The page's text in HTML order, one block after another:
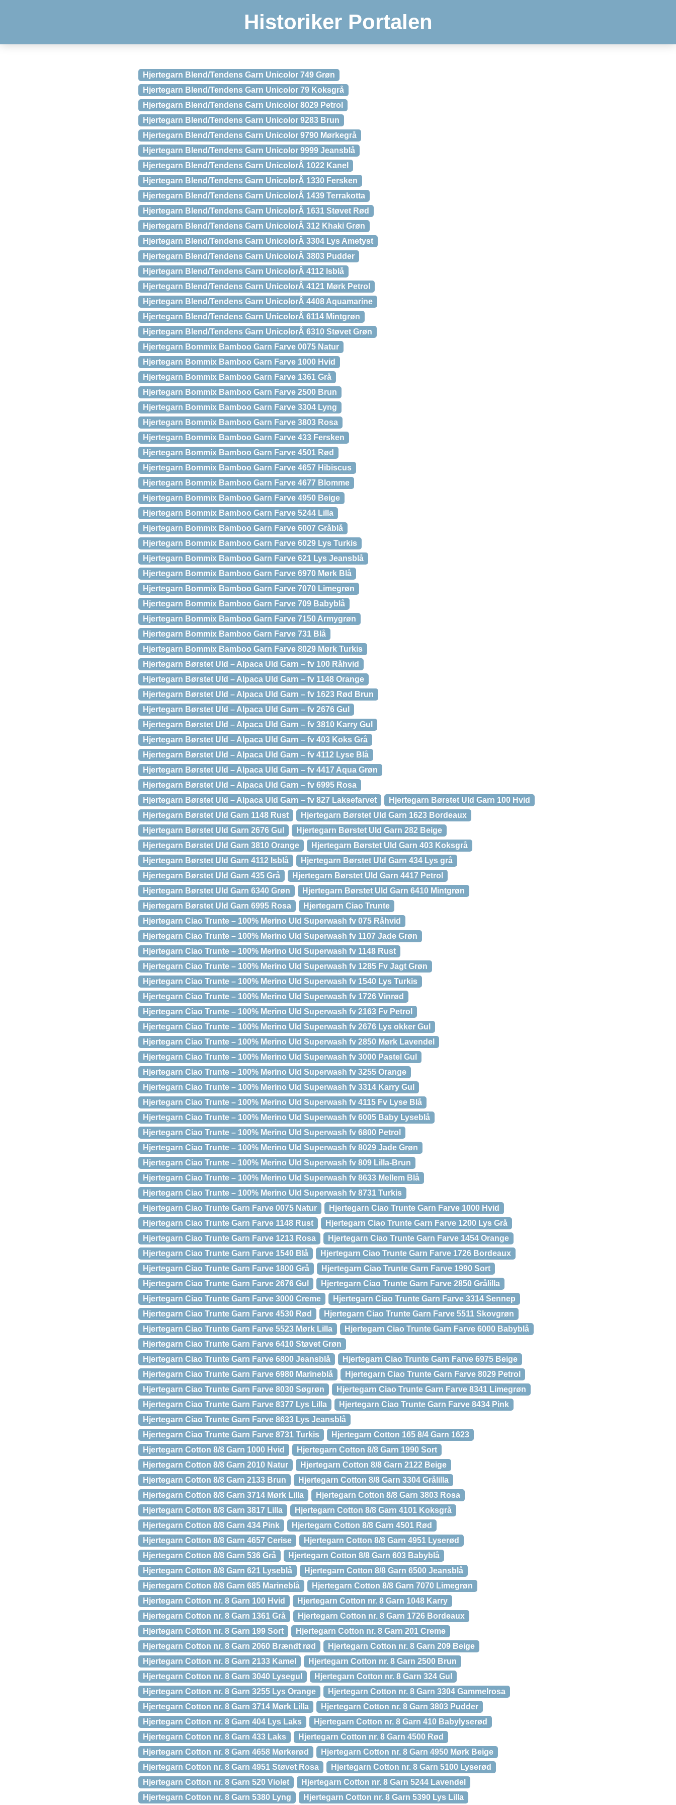
Historiker Portalen
Hjertegarn Blend/Tendens Garn Unicolor 749 Grøn
Hjertegarn Blend/Tendens Garn Unicolor 79 Koksgrå
Hjertegarn Blend/Tendens Garn Unicolor 8029 Petrol
Hjertegarn Blend/Tendens Garn Unicolor 9283 Brun
Hjertegarn Blend/Tendens Garn Unicolor 9790 Mørkegrå
Hjertegarn Blend/Tendens Garn Unicolor 9999 Jeansblå
Hjertegarn Blend/Tendens Garn UnicolorÂ 1022 Kanel
Hjertegarn Blend/Tendens Garn UnicolorÂ 1330 Fersken
Hjertegarn Blend/Tendens Garn UnicolorÂ 1439 Terrakotta
Hjertegarn Blend/Tendens Garn UnicolorÂ 1631 Støvet Rød
Hjertegarn Blend/Tendens Garn UnicolorÂ 312 Khaki Grøn
Hjertegarn Blend/Tendens Garn UnicolorÂ 3304 Lys Ametyst
Hjertegarn Blend/Tendens Garn UnicolorÂ 3803 Pudder
Hjertegarn Blend/Tendens Garn UnicolorÂ 4112 Isblå
Hjertegarn Blend/Tendens Garn UnicolorÂ 4121 Mørk Petrol
Hjertegarn Blend/Tendens Garn UnicolorÂ 4408 Aquamarine
Hjertegarn Blend/Tendens Garn UnicolorÂ 6114 Mintgrøn
Hjertegarn Blend/Tendens Garn UnicolorÂ 6310 Støvet Grøn
Hjertegarn Bommix Bamboo Garn Farve 0075 Natur
Hjertegarn Bommix Bamboo Garn Farve 1000 Hvid
Hjertegarn Bommix Bamboo Garn Farve 1361 Grå
Hjertegarn Bommix Bamboo Garn Farve 2500 Brun
Hjertegarn Bommix Bamboo Garn Farve 3304 Lyng
Hjertegarn Bommix Bamboo Garn Farve 3803 Rosa
Hjertegarn Bommix Bamboo Garn Farve 433 Fersken
Hjertegarn Bommix Bamboo Garn Farve 4501 Rød
Hjertegarn Bommix Bamboo Garn Farve 4657 Hibiscus
Hjertegarn Bommix Bamboo Garn Farve 4677 Blomme
Hjertegarn Bommix Bamboo Garn Farve 4950 Beige
Hjertegarn Bommix Bamboo Garn Farve 5244 Lilla
Hjertegarn Bommix Bamboo Garn Farve 6007 Gråblå
Hjertegarn Bommix Bamboo Garn Farve 6029 Lys Turkis
Hjertegarn Bommix Bamboo Garn Farve 621 Lys Jeansblå
Hjertegarn Bommix Bamboo Garn Farve 6970 Mørk Blå
Hjertegarn Bommix Bamboo Garn Farve 7070 Limegrøn
Hjertegarn Bommix Bamboo Garn Farve 709 Babyblå
Hjertegarn Bommix Bamboo Garn Farve 7150 Armygrøn
Hjertegarn Bommix Bamboo Garn Farve 731 Blå
Hjertegarn Bommix Bamboo Garn Farve 8029 Mørk Turkis
Hjertegarn Børstet Uld – Alpaca Uld Garn – fv 100 Råhvid
Hjertegarn Børstet Uld – Alpaca Uld Garn – fv 1148 Orange
Hjertegarn Børstet Uld – Alpaca Uld Garn – fv 1623 Rød Brun
Hjertegarn Børstet Uld – Alpaca Uld Garn – fv 2676 Gul
Hjertegarn Børstet Uld – Alpaca Uld Garn – fv 3810 Karry Gul
Hjertegarn Børstet Uld – Alpaca Uld Garn – fv 403 Koks Grå
Hjertegarn Børstet Uld – Alpaca Uld Garn – fv 4112 Lyse Blå
Hjertegarn Børstet Uld – Alpaca Uld Garn – fv 4417 Aqua Grøn
Hjertegarn Børstet Uld – Alpaca Uld Garn – fv 6995 Rosa
Hjertegarn Børstet Uld – Alpaca Uld Garn – fv 827 Laksefarvet
Hjertegarn Børstet Uld Garn 100 Hvid
Hjertegarn Børstet Uld Garn 1148 Rust
Hjertegarn Børstet Uld Garn 1623 Bordeaux
Hjertegarn Børstet Uld Garn 2676 Gul
Hjertegarn Børstet Uld Garn 282 Beige
Hjertegarn Børstet Uld Garn 3810 Orange
Hjertegarn Børstet Uld Garn 403 Koksgrå
Hjertegarn Børstet Uld Garn 4112 Isblå
Hjertegarn Børstet Uld Garn 434 Lys grå
Hjertegarn Børstet Uld Garn 435 Grå
Hjertegarn Børstet Uld Garn 4417 Petrol
Hjertegarn Børstet Uld Garn 6340 Grøn
Hjertegarn Børstet Uld Garn 6410 Mintgrøn
Hjertegarn Børstet Uld Garn 6995 Rosa
Hjertegarn Ciao Trunte
Hjertegarn Ciao Trunte – 100% Merino Uld Superwash fv 075 Råhvid
Hjertegarn Ciao Trunte – 100% Merino Uld Superwash fv 1107 Jade Grøn
Hjertegarn Ciao Trunte – 100% Merino Uld Superwash fv 1148 Rust
Hjertegarn Ciao Trunte – 100% Merino Uld Superwash fv 1285 Fv Jagt Grøn
Hjertegarn Ciao Trunte – 100% Merino Uld Superwash fv 1540 Lys Turkis
Hjertegarn Ciao Trunte – 100% Merino Uld Superwash fv 1726 Vinrød
Hjertegarn Ciao Trunte – 100% Merino Uld Superwash fv 2163 Fv Petrol
Hjertegarn Ciao Trunte – 100% Merino Uld Superwash fv 2676 Lys okker Gul
Hjertegarn Ciao Trunte – 100% Merino Uld Superwash fv 2850 Mørk Lavendel
Hjertegarn Ciao Trunte – 100% Merino Uld Superwash fv 3000 Pastel Gul
Hjertegarn Ciao Trunte – 100% Merino Uld Superwash fv 3255 Orange
Hjertegarn Ciao Trunte – 100% Merino Uld Superwash fv 3314 Karry Gul
Hjertegarn Ciao Trunte – 100% Merino Uld Superwash fv 4115 Fv Lyse Blå
Hjertegarn Ciao Trunte – 100% Merino Uld Superwash fv 6005 Baby Lyseblå
Hjertegarn Ciao Trunte – 100% Merino Uld Superwash fv 6800 Petrol
Hjertegarn Ciao Trunte – 100% Merino Uld Superwash fv 8029 Jade Grøn
Hjertegarn Ciao Trunte – 100% Merino Uld Superwash fv 809 Lilla-Brun
Hjertegarn Ciao Trunte – 100% Merino Uld Superwash fv 8633 Mellem Blå
Hjertegarn Ciao Trunte – 100% Merino Uld Superwash fv 8731 Turkis
Hjertegarn Ciao Trunte Garn Farve 0075 Natur
Hjertegarn Ciao Trunte Garn Farve 1000 Hvid
Hjertegarn Ciao Trunte Garn Farve 1148 Rust
Hjertegarn Ciao Trunte Garn Farve 1200 Lys Grå
Hjertegarn Ciao Trunte Garn Farve 1213 Rosa
Hjertegarn Ciao Trunte Garn Farve 1454 Orange
Hjertegarn Ciao Trunte Garn Farve 1540 Blå
Hjertegarn Ciao Trunte Garn Farve 1726 Bordeaux
Hjertegarn Ciao Trunte Garn Farve 1800 Grå
Hjertegarn Ciao Trunte Garn Farve 1990 Sort
Hjertegarn Ciao Trunte Garn Farve 2676 Gul
Hjertegarn Ciao Trunte Garn Farve 2850 Grålilla
Hjertegarn Ciao Trunte Garn Farve 3000 Creme
Hjertegarn Ciao Trunte Garn Farve 3314 Sennep
Hjertegarn Ciao Trunte Garn Farve 4530 Rød
Hjertegarn Ciao Trunte Garn Farve 5511 Skovgrøn
Hjertegarn Ciao Trunte Garn Farve 5523 Mørk Lilla
Hjertegarn Ciao Trunte Garn Farve 6000 Babyblå
Hjertegarn Ciao Trunte Garn Farve 6410 Støvet Grøn
Hjertegarn Ciao Trunte Garn Farve 6800 Jeansblå
Hjertegarn Ciao Trunte Garn Farve 6975 Beige
Hjertegarn Ciao Trunte Garn Farve 6980 Marineblå
Hjertegarn Ciao Trunte Garn Farve 8029 Petrol
Hjertegarn Ciao Trunte Garn Farve 8030 Søgrøn
Hjertegarn Ciao Trunte Garn Farve 8341 Limegrøn
Hjertegarn Ciao Trunte Garn Farve 8377 Lys Lilla
Hjertegarn Ciao Trunte Garn Farve 8434 Pink
Hjertegarn Ciao Trunte Garn Farve 8633 Lys Jeansblå
Hjertegarn Ciao Trunte Garn Farve 8731 Turkis
Hjertegarn Cotton 165 8/4 Garn 1623
Hjertegarn Cotton 8/8 Garn 1000 Hvid
Hjertegarn Cotton 8/8 Garn 1990 Sort
Hjertegarn Cotton 8/8 Garn 2010 Natur
Hjertegarn Cotton 8/8 Garn 2122 Beige
Hjertegarn Cotton 8/8 Garn 2133 Brun
Hjertegarn Cotton 8/8 Garn 3304 Grålilla
Hjertegarn Cotton 8/8 Garn 3714 Mørk Lilla
Hjertegarn Cotton 8/8 Garn 3803 Rosa
Hjertegarn Cotton 8/8 Garn 3817 Lilla
Hjertegarn Cotton 8/8 Garn 4101 Koksgrå
Hjertegarn Cotton 8/8 Garn 434 Pink
Hjertegarn Cotton 8/8 Garn 4501 Rød
Hjertegarn Cotton 8/8 Garn 4657 Cerise
Hjertegarn Cotton 8/8 Garn 4951 Lyserød
Hjertegarn Cotton 8/8 Garn 536 Grå
Hjertegarn Cotton 8/8 Garn 603 Babyblå
Hjertegarn Cotton 8/8 Garn 621 Lyseblå
Hjertegarn Cotton 8/8 Garn 6500 Jeansblå
Hjertegarn Cotton 8/8 Garn 685 Marineblå
Hjertegarn Cotton 8/8 Garn 7070 Limegrøn
Hjertegarn Cotton nr. 8 Garn 100 Hvid
Hjertegarn Cotton nr. 8 Garn 1048 Karry
Hjertegarn Cotton nr. 8 Garn 1361 Grå
Hjertegarn Cotton nr. 8 Garn 1726 Bordeaux
Hjertegarn Cotton nr. 8 Garn 199 Sort
Hjertegarn Cotton nr. 8 Garn 201 Creme
Hjertegarn Cotton nr. 8 Garn 2060 Brændt rød
Hjertegarn Cotton nr. 8 Garn 209 Beige
Hjertegarn Cotton nr. 8 Garn 2133 Kamel
Hjertegarn Cotton nr. 8 Garn 2500 Brun
Hjertegarn Cotton nr. 8 Garn 3040 Lysegul
Hjertegarn Cotton nr. 8 Garn 324 Gul
Hjertegarn Cotton nr. 8 Garn 3255 Lys Orange
Hjertegarn Cotton nr. 8 Garn 3304 Gammelrosa
Hjertegarn Cotton nr. 8 Garn 3714 Mørk Lilla
Hjertegarn Cotton nr. 8 Garn 3803 Pudder
Hjertegarn Cotton nr. 8 Garn 404 Lys Laks
Hjertegarn Cotton nr. 8 Garn 410 Babylyserød
Hjertegarn Cotton nr. 8 Garn 433 Laks
Hjertegarn Cotton nr. 8 Garn 4500 Rød
Hjertegarn Cotton nr. 8 Garn 4658 Mørkerød
Hjertegarn Cotton nr. 8 Garn 4950 Mørk Beige
Hjertegarn Cotton nr. 8 Garn 4951 Støvet Rosa
Hjertegarn Cotton nr. 8 Garn 5100 Lyserød
Hjertegarn Cotton nr. 8 Garn 520 Violet
Hjertegarn Cotton nr. 8 Garn 5244 Lavendel
Hjertegarn Cotton nr. 8 Garn 5380 Lyng
Hjertegarn Cotton nr. 8 Garn 5390 Lys Lilla